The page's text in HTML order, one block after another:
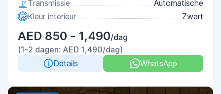
Transmissie
Automatische
Kleur interieur
Zwart
AED 850 - 1,490/dag
(1-2 dagen: AED 1,490/dag)
Details
WhatsApp